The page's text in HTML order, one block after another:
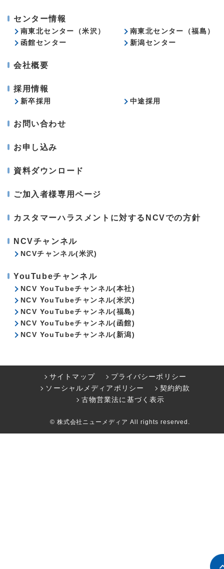
センター情報
南東北センター（米沢）
南東北センター（福島）
函館センター
新潟センター
会社概要
採用情報
新卒採用 中途採用
お問い合わせ
お申し込み
資料ダウンロード
ご加入者様専用ページ
カスタマーハラスメントに対するNCVでの方針
NCVチャンネル
NCVチャンネル(米沢)
YouTubeチャンネル
NCV YouTubeチャンネル(本社)
NCV YouTubeチャンネル(米沢)
NCV YouTubeチャンネル(福島)
NCV YouTubeチャンネル(函館)
NCV YouTubeチャンネル(新潟)
サイトマップ
プライバシーポリシー
ソーシャルメディアポリシー
契約約款
古物営業法に基づく表示
© 株式会社ニューメディア All rights reserved.